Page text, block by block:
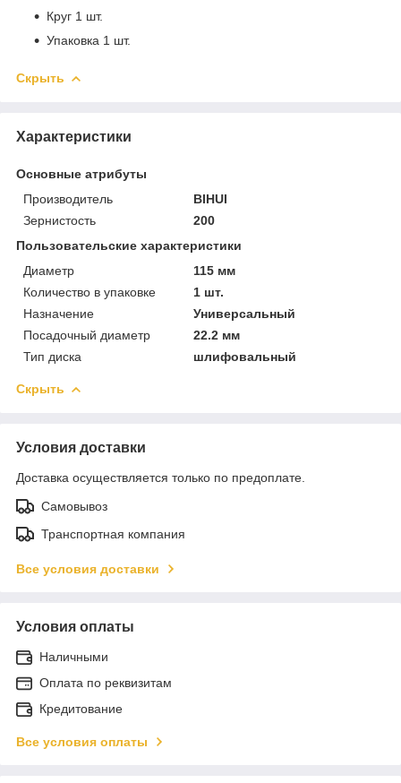
Круг 1 шт.
Упаковка 1 шт.
Скрыть
Характеристики
Основные атрибуты
Производитель
BIHUI
Зернистость
200
Пользовательские характеристики
Диаметр
115 мм
Количество в упаковке
1 шт.
Назначение
Универсальный
Посадочный диаметр
22.2 мм
Тип диска
шлифовальный
Скрыть
Условия доставки
Доставка осуществляется только по предоплате.
Самовывоз
Транспортная компания
Все условия доставки
Условия оплаты
Наличными
Оплата по реквизитам
Кредитование
Все условия оплаты